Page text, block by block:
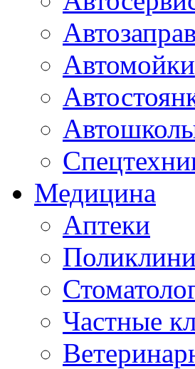
Автомойки
Медицина
Аптеки
Частные